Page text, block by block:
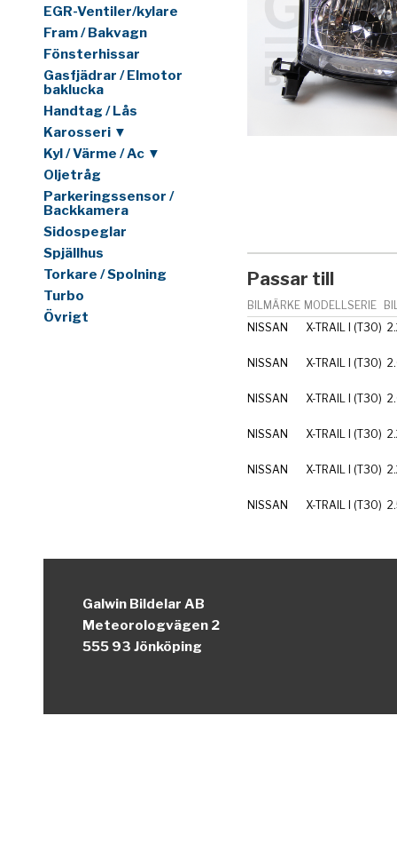
EGR-Ventiler/kylare
Fram / Bakvagn
Fönsterhissar
Gasfjädrar / Elmotor
baklucka
Handtag / Lås
Karosseri ▼
Kyl / Värme / Ac ▼
Oljetråg
Parkeringssensor /
Backkamera
Sidospeglar
Spjällhus
Torkare / Spolning
Turbo
Övrigt
Passar till
BILMÄRKE MODELLSERIE
NISSAN
X-TRAIL I (T30)
NISSAN X-TRAIL I (T30)
NISSAN X-TRAIL I (T30)
NISSAN X-TRAIL I (T30)
NISSAN X-TRAIL I (T30)
NISSAN X-TRAIL I (T30)
Galwin Bildelar AB
Meteorologvägen 2
555 93 Jönköping